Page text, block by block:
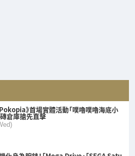
》首場實體活動「噗嚕噗嚕海底小
倉庫搶先直擊